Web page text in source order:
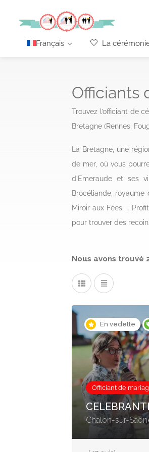
Français La
Officiants
Trouvez l’officiant de
Bretagne (Rennes,
La Bretagne, une
de mer, où vous
d’Emeraude et ses
Brocéliande, royaume
Miroir aux Fées, …
pour trouver des
Nous avons trouvé
En vedette
Officiant de
Chalon-sur-